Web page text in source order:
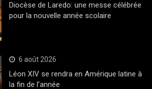
Diocèse de Laredo: une messe célébrée
pour la nouvelle année scolaire
6 août 2026
Léon XIV se rendra en Amérique latine à
la fin de l’année